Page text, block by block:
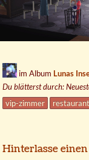
im Album Lunas
Du blätterst durch:
vip-zimmer
Hinterlasse